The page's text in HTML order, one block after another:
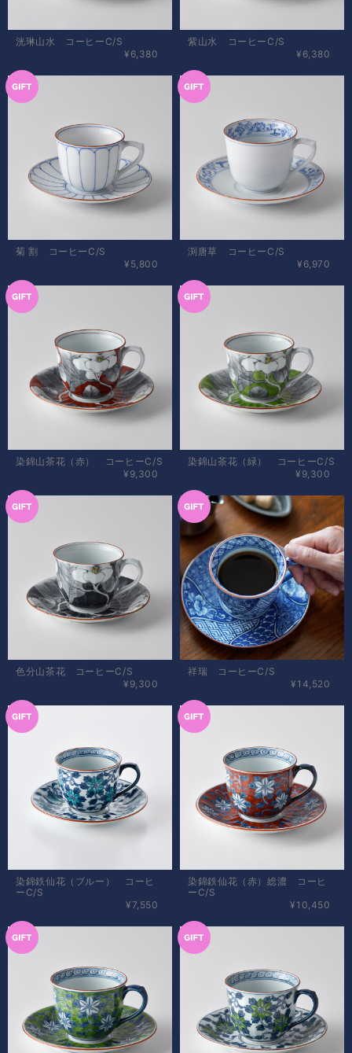
洸琳山水 コーヒーC/S
¥6,380
紫山水 コーヒーC/S
¥6,380
菊 割 コーヒーC/S
¥5,800
渕唐草 コーヒーC/S
¥6,970
染錦山茶花（赤） コーヒーC/S
¥9,300
染錦山茶花（緑） コーヒーC/S
¥9,300
色分山茶花 コーヒーC/S
¥9,300
祥瑞 コーヒーC/S
¥14,520
染錦鉄仙花（ブルー） コーヒ
ーC/S
¥7,550
染錦鉄仙花（赤）総濃 コーヒ
ーC/S
¥10,450